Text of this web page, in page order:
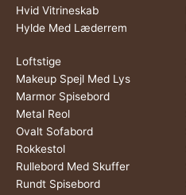
Hvid Vitrineskab
Hylde Med Læderrem
Loftstige
Makeup Spejl Med Lys
Marmor Spisebord
Metal Reol
Ovalt Sofabord
Rokkestol
Rullebord Med Skuffer
Rundt Spisebord